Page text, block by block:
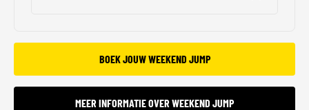
BOEK JOUW WEEKEND JUMP
MEER INFORMATIE OVER WEEKEND JUMP